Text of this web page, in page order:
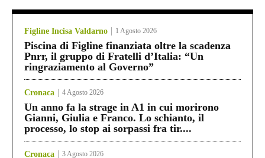
Figline Incisa Valdarno 1 Agosto 2026
Piscina di Figline finanziata oltre la scadenza
Pnrr, il gruppo di Fratelli d’Italia: “Un
ringraziamento al Governo”
Cronaca 4 Agosto 2026
Un anno fa la strage in A1 in cui morirono
Gianni, Giulia e Franco. Lo schianto, il
processo, lo stop ai sorpassi fra tir....
Cronaca 3 Agosto 2026